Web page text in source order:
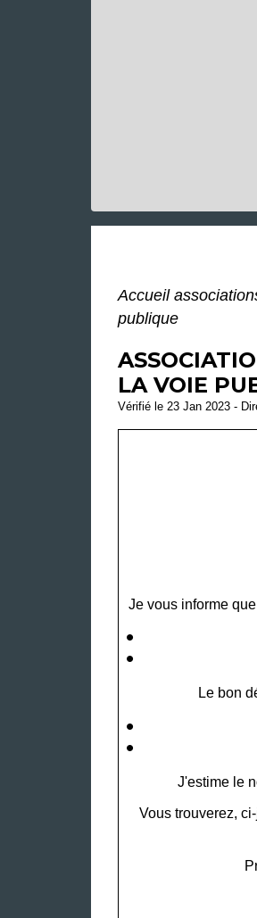
Accueil
publique
LA VOIE
Vérifié le 23 Jan 2023 -
Je vous informe
Le bon
J'estime le
Vous trouverez,